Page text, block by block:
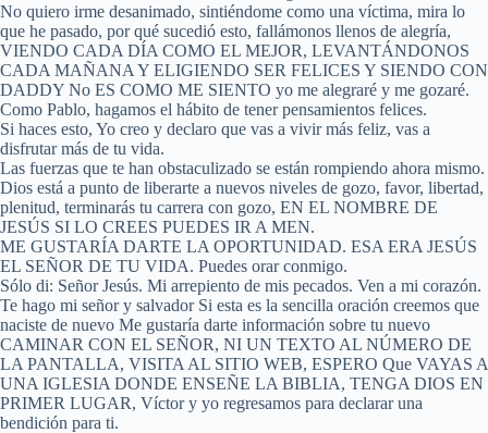
No quiero irme desanimado, sintiéndome como una víctima, mira lo
que he pasado, por qué sucedió esto, fallámonos llenos de alegría,
VIENDO CADA DÍA COMO EL MEJOR, LEVANTÁNDONOS
CADA MAÑANA Y ELIGIENDO SER FELICES Y SIENDO CON
DADDY No ES COMO ME SIENTO yo me alegraré y me gozaré.
Como Pablo, hagamos el hábito de tener pensamientos felices.
Si haces esto, Yo creo y declaro que vas a vivir más feliz, vas a
disfrutar más de tu vida.
Las fuerzas que te han obstaculizado se están rompiendo ahora mismo.
Dios está a punto de liberarte a nuevos niveles de gozo, favor, libertad,
plenitud, terminarás tu carrera con gozo, EN EL NOMBRE DE
JESÚS SI LO CREES PUEDES IR A MEN.
ME GUSTARÍA DARTE LA OPORTUNIDAD. ESA ERA JESÚS
EL SEÑOR DE TU VIDA. Puedes orar conmigo.
Sólo di: Señor Jesús. Mi arrepiento de mis pecados. Ven a mi corazón.
Te hago mi señor y salvador Si esta es la sencilla oración creemos que
naciste de nuevo Me gustaría darte información sobre tu nuevo
CAMINAR CON EL SEÑOR, NI UN TEXTO AL NÚMERO DE
LA PANTALLA, VISITA AL SITIO WEB, ESPERO Que VAYAS A
UNA IGLESIA DONDE ENSEÑE LA BIBLIA, TENGA DIOS EN
PRIMER LUGAR, Víctor y yo regresamos para declarar una
bendición para ti.